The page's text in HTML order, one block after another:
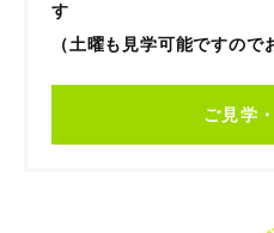
す
（土曜も見学可能ですので
ご見学